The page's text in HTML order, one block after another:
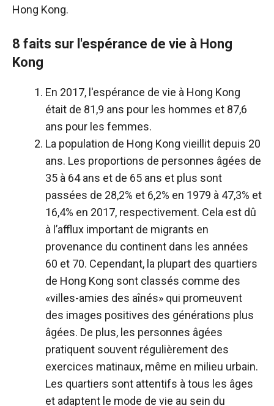
Hong Kong.
8 faits sur l'espérance de vie à Hong
Kong
En 2017, l'espérance de vie à Hong Kong
était de 81,9 ans pour les hommes et 87,6
ans pour les femmes.
La population de Hong Kong vieillit depuis 20
ans. Les proportions de personnes âgées de
35 à 64 ans et de 65 ans et plus sont
passées de 28,2% et 6,2% en 1979 à 47,3% et
16,4% en 2017, respectivement. Cela est dû
à l’afflux important de migrants en
provenance du continent dans les années
60 et 70. Cependant, la plupart des quartiers
de Hong Kong sont classés comme des
«villes-amies des aînés» qui promeuvent
des images positives des générations plus
âgées. De plus, les personnes âgées
pratiquent souvent régulièrement des
exercices matinaux, même en milieu urbain.
Les quartiers sont attentifs à tous les âges
et adaptent le mode de vie au sein du